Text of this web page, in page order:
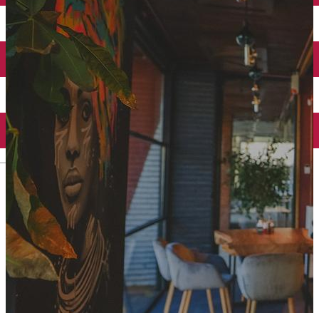
English
Închirieri auto
Închirieri biciclete
Taxi
Încărcare vehicule electrice